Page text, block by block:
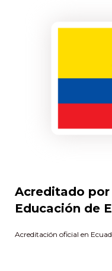
Acreditado
Educación de
Acreditación oficial en